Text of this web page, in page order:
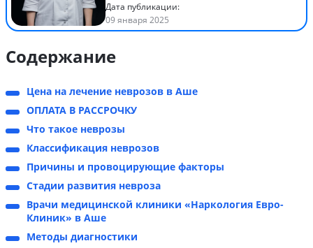
Дата публикации:
09 января 2025
Содержание
Цена на лечение неврозов в Аше
ОПЛАТА В РАССРОЧКУ
Что такое неврозы
Классификация неврозов
Причины и провоцирующие факторы
Стадии развития невроза
Врачи медицинской клиники «Наркология Евро-
Клиник» в Аше
Методы диагностики